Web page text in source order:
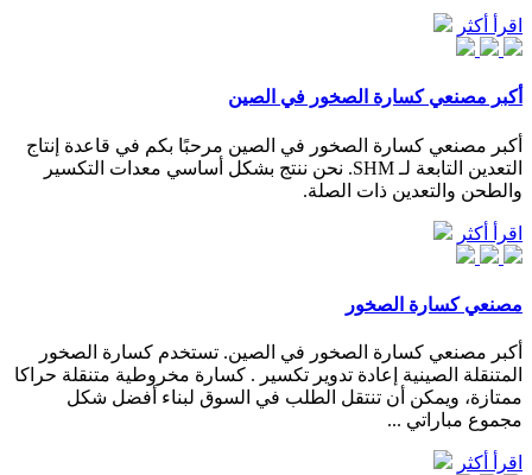
اقرأ أكثر
أكبر مصنعي كسارة الصخور في الصين
أكبر مصنعي كسارة الصخور في الصين مرحبًا بكم في قاعدة إنتاج
التعدين التابعة لـ SHM. نحن ننتج بشكل أساسي معدات التكسير
والطحن والتعدين ذات الصلة.
اقرأ أكثر
مصنعي كسارة الصخور
أكبر مصنعي كسارة الصخور في الصين. تستخدم كسارة الصخور
المتنقلة الصينية إعادة تدوير تكسير . كسارة مخروطية متنقلة حراكا
ممتازة، ويمكن أن تنتقل الطلب في السوق لبناء أفضل شكل
مجموع مباراتي ...
اقرأ أكثر